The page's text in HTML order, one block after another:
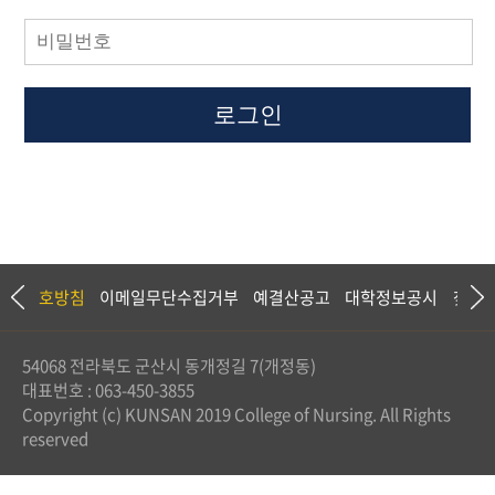
로그인
보보호방침 이메일무단수집거부 예결산공고 대학정보공시 찾아
54068 전라북도 군산시 동개정길 7(개정동)
대표번호 : 063-450-3855
Copyright (c) KUNSAN 2019 College of Nursing. All Rights
reserved